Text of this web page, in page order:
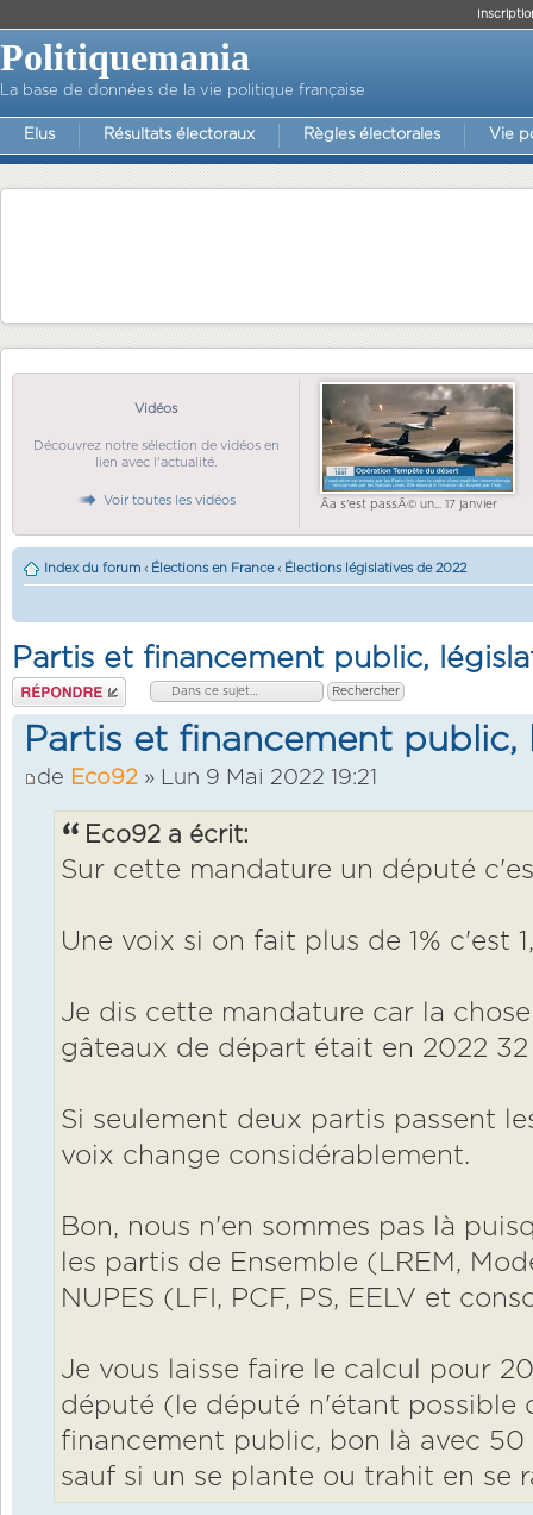
Politiquemania
La base de données de la vie politique française
Elus Résultats électoraux Règles électorales Vie
Vidéos
Découvrez notre sélection de vidéos en
lien avec l'actualité.
Voir toutes les vidéos Ãa s'est passÃ© un... 17 janvier
Index du forum ‹ Élections en France ‹ Élections législatives de 2022
Partis et financement public,
Répondre
Partis et financement public,
de Eco92 » Lun 9 Mai 2022 19:21
Eco92 a écrit:
Sur cette mandature un député
Une voix si on fait plus de 1% c'est
Je dis cette mandature car la
gâteaux de départ était en 2022 32
Si seulement deux partis passent
voix change considérablement.
Bon, nous n'en sommes pas là
les partis de Ensemble (LREM,
NUPES (LFI, PCF, PS, EELV et
Je vous laisse faire le calcul pour
député (le député n'étant possible
financement public, bon là avec
sauf si un se plante ou trahit en se